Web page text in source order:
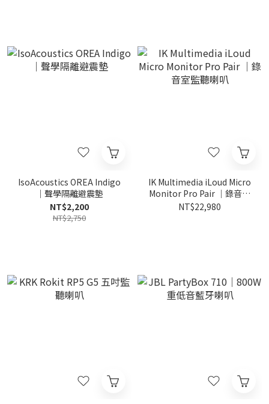
IsoAcoustics OREA Indigo
｜聲學隔離避震墊
NT$2,200
NT$2,750
IK Multimedia iLoud Micro
Monitor Pro Pair ｜錄音室
監聽喇叭
NT$22,980